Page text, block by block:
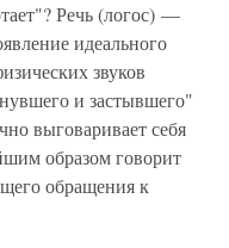
Речь (логос) —
идеального
звуков
и застывшего"
выговаривает себя
образом говорит
обращения к